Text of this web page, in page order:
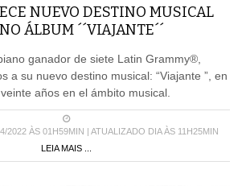
NUEVO DESTINO MUSICAL
ÁLBUM ´´VIAJANTE´´
ganador de siete Latin Grammy®,
a su nuevo destino musical: “Viajante ”, en
años en el ámbito musical.
2022 ÀS 01H59MIN | ATUALIZADO DIA ÀS 11H25MIN
LEIA MAIS ...